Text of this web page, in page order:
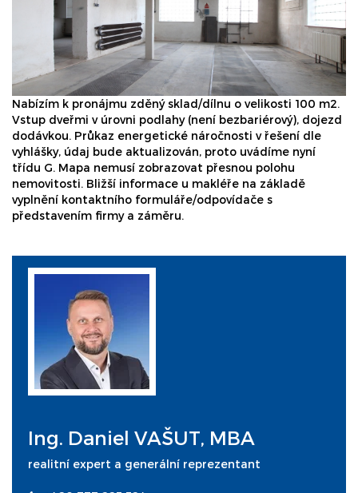
Nabízím k pronájmu zděný sklad/dílnu o velikosti 100 m2.
Vstup dveřmi v úrovni podlahy (není bezbariérový), dojezd
dodávkou. Průkaz energetické náročnosti v řešení dle
vyhlášky, údaj bude aktualizován, proto uvádíme nyní
třídu G. Mapa nemusí zobrazovat přesnou polohu
nemovitosti. Bližší informace u makléře na základě
vyplnění kontaktního formuláře/odpovídače s
představením firmy a záměru.
Ing. Daniel VAŠUT, MBA
realitní expert a generální reprezentant